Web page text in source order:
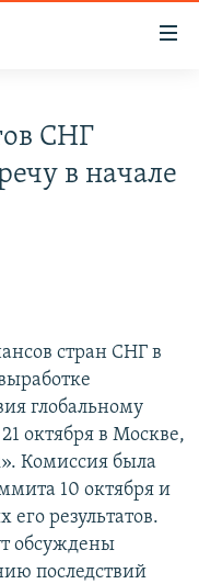
СНГ
в начале
стран СНГ в
глобальному
октября в Москве,
Комиссия была
10 октября и
результатов.
обсуждены
последствий